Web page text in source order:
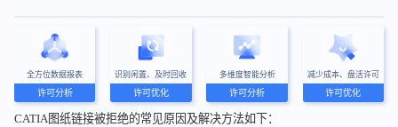
全方位数据报表
许可分析
识别闲置、及时回收
许可优化
多维度智能分析
许可分析
减少成本、盘活许可
许可优化
CATIA图纸链接被拒绝的常见原因及解决方法如下：